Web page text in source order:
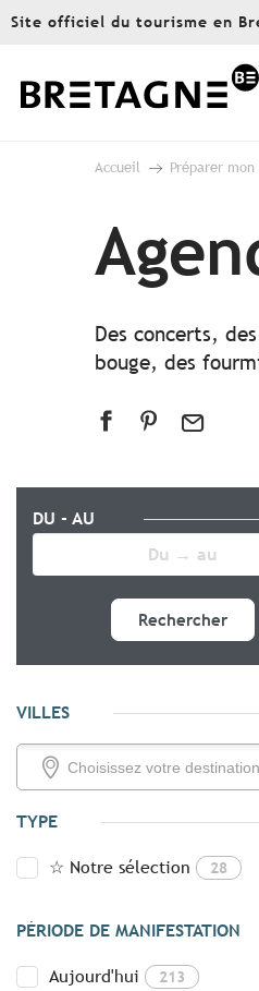
Aller
principal
Site officiel du tourisme en
Accueil Préparer
Des concerts,
bouge, des
DU - AU
Rechercher
VILLES
TYPE
☆ Notre sélection 28
PÉRIODE DE MANIFESTATION
Aujourd'hui 213